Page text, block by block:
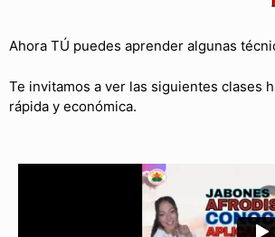
Ahora TÚ puedes aprender algunas
Te invitamos a ver las siguientes clases
rápida y económica.